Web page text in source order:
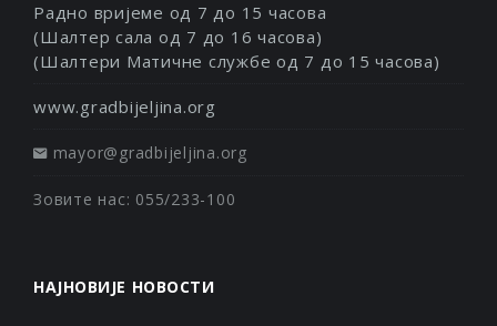
Радно вријеме од 7 до 15 часова
(Шалтер сала од 7 до 16 часова)
(Шалтери Матичне службе од 7 до 15 часова)
www.gradbijeljina.org
mayor@gradbijeljina.org
Зовите нас: 055/233-100
НАЈНОВИЈЕ НОВОСТИ